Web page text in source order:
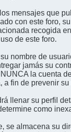
mensajes que
con este foro,
recogida
de este foro.
nombre de
jamás su
la cuenta
a fin de prevenir su
llenar su perfil
como
se almacena su